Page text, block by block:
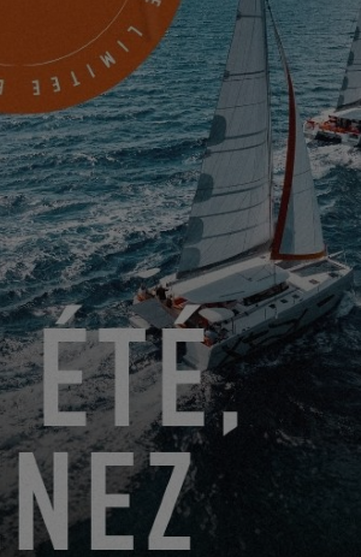
POUR L'EXCESS 14
NAUTIQUE DE BARCELONE 2022 !